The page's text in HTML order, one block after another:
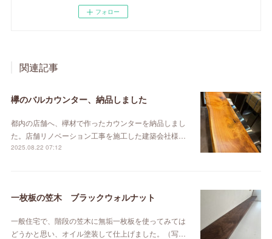
フォロー
関連記事
欅のバルカウンター、納品しました
都内の店舗へ、欅材で作ったカウンターを納品しまし
た。店舗リノベーション工事を施工した建築会社様…
2025.08.22 07:12
一枚板の笠木 ブラックウォルナット
一般住宅で、階段の笠木に無垢一枚板を使ってみては
どうかと思い、オイル塗装して仕上げました。（写…